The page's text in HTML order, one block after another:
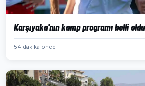
Karşıyaka'nın kamp programı belli oldu
54 dakika önce